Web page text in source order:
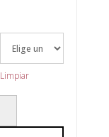
Limpiar